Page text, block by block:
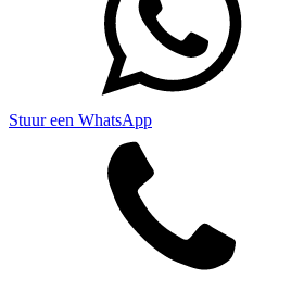
Stuur een WhatsApp